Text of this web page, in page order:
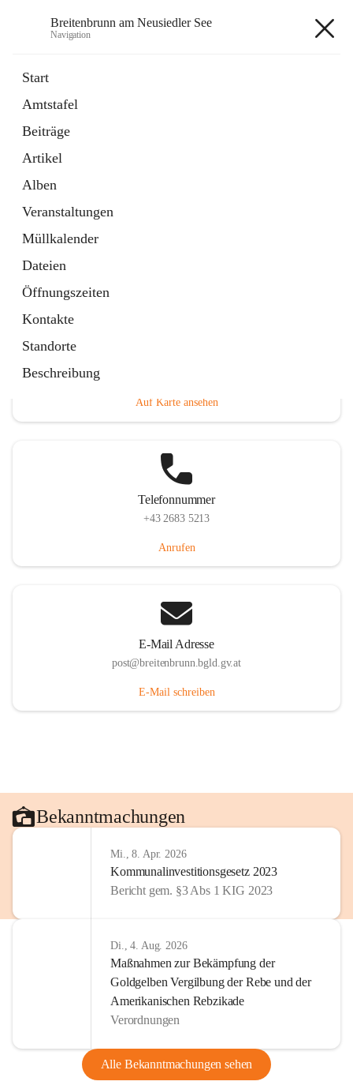
Breitenbrunn am Neusiedler See
Navigation
Start
Amtstafel
Beiträge
Artikel
Alben
Veranstaltungen
Müllkalender
Dateien
Öffnungszeiten
Kontakte
Standorte
Beschreibung
18 Schnellzugriffe
Gemeindeservice
Auf Karte ansehen
Telefonnummer
+43 2683 5213
Anrufen
E-Mail Adresse
post@breitenbrunn.bgld.gv.at
E-Mail schreiben
Bekanntmachungen
Mi., 8. Apr. 2026
Kommunalinvestitionsgesetz 2023
Bericht gem. §3 Abs 1 KIG 2023
Di., 4. Aug. 2026
Maßnahmen zur Bekämpfung der
Goldgelben Vergilbung der Rebe und der
Amerikanischen Rebzikade
Verordnungen
Alle Bekanntmachungen sehen